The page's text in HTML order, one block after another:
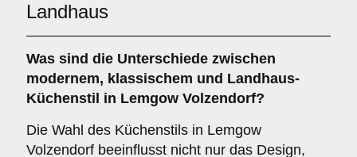
Landhaus
Was sind die Unterschiede zwischen
modernem, klassischem und Landhaus-
Küchenstil in Lemgow Volzendorf?
Die Wahl des Küchenstils in Lemgow
Volzendorf beeinflusst nicht nur das Design,